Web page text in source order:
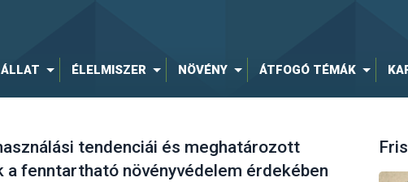
ÁLLAT ÉLELMISZER NÖVÉNY ÁTFOGÓ TÉMÁK
tendenciái és meghatározott
fenntartható növényvédelem érdekében